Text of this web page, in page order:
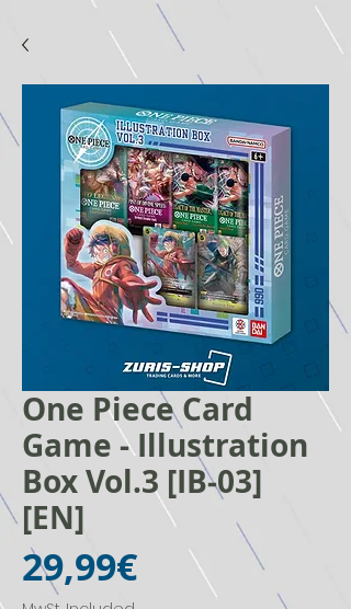
One Piece Card
Game - Illustration
Box Vol.3 [IB‑03]
[EN]
29,99€Price